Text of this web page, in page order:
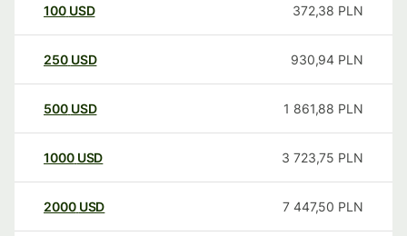
100 USD 372,38 PLN
250 USD 930,94 PLN
500 USD 1 861,88 PLN
1000 USD 3 723,75 PLN
2000 USD 7 447,50 PLN